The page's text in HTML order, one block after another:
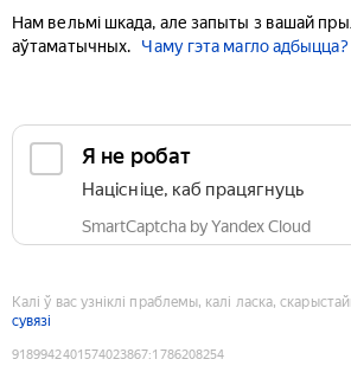
Нам вельмі шкада, але запыты з вашай
аўтаматычных.
Чаму гэта магло адбыцца?
Я не робат
Націсніце, каб працягнуць
SmartCaptcha by Yandex Cloud
Калі ў вас узніклі праблемы, калі ласка,
сувязі
9189942401574023867:1786208254